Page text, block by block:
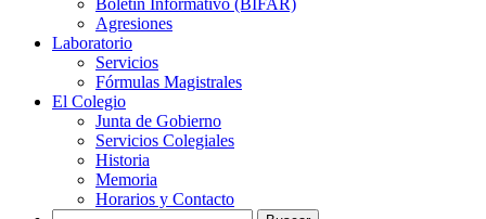
Boletín Informativo (BIFAR)
Agresiones
Laboratorio
Servicios
Fórmulas Magistrales
El Colegio
Junta de Gobierno
Servicios Colegiales
Historia
Memoria
Horarios y Contacto